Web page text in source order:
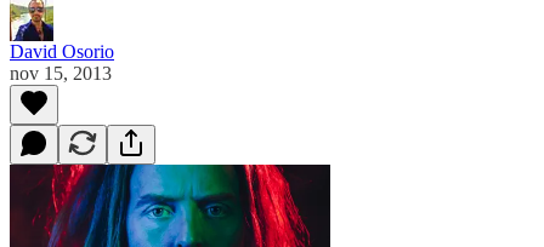
David Osorio
nov 15, 2013